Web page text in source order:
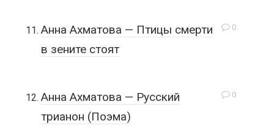
0
Анна Ахматова — Птицы смерти
в зените стоят
0
Анна Ахматова — Русский
трианон (Поэма)